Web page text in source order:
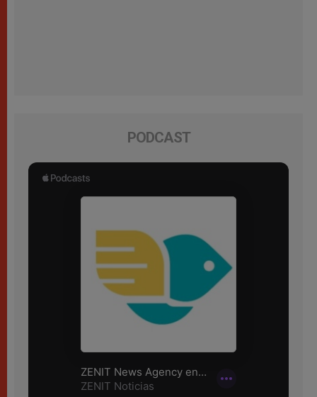
PODCAST